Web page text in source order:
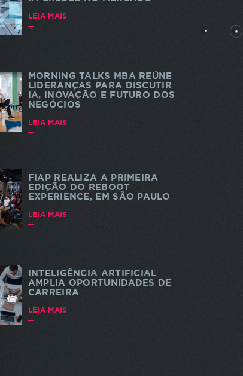
LEIA MAIS
MORNING TALKS MBA REÚNE
LIDERANÇAS PARA DISCUTIR
IA, INOVAÇÃO E FUTURO DOS
NEGÓCIOS
LEIA MAIS
FIAP REALIZA A PRIMEIRA
EDIÇÃO DO REBOOT
EXPERIENCE, EM SÃO PAULO
LEIA MAIS
INTELIGÊNCIA ARTIFICIAL
AMPLIA OPORTUNIDADES DE
CARREIRA
LEIA MAIS